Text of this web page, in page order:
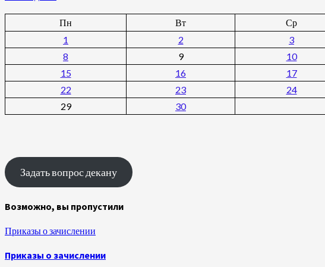
Пн
Вт Ср
1
2 3
8
9 10
15
16 17
22
23 24
29
30
Задать вопрос декану
Возможно, вы пропустили
Приказы о зачислении
Приказы о зачислении